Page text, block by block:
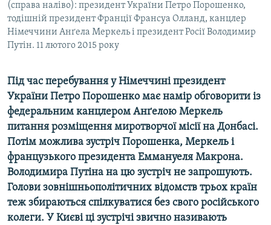
Усі сайти RFE/RL
(справа наліво): президент України Петро Порошенко,
тодішній президент Франції Франсуа Олланд, канцлер
Німеччини Анґела Меркель і президент Росії Володимир
Путін. 11 лютого 2015 року
Під час перебування у Німеччині президент
України Петро Порошенко має намір обговорити із
федеральним канцлером Анґелою Меркель
питання розміщення миротворчої місії на Донбасі.
Потім можлива зустріч Порошенка, Меркель і
французького президента Еммануеля Макрона.
Володимира Путіна на цю зустріч не запрошують.
Голови зовнішньополітичних відомств трьох країн
теж збираються спілкуватися без свого російського
колеги. У Києві ці зустрічі звично називають